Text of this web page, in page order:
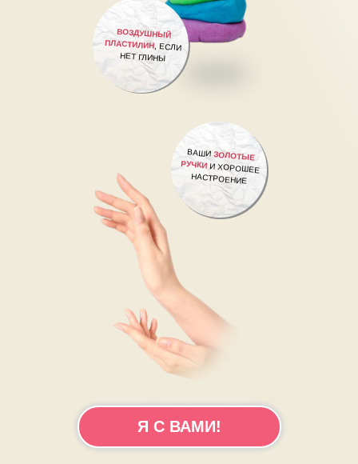
ВАШИЗОЛОТЫЕ
РУЧКИ И ХОРОШЕЕ
НАСТРОЕНИЕ
ВОЗДУШНЫЙ
ПЛАСТИЛИН, ЕСЛИ
НЕТ ГЛИНЫ
Я С ВАМИ!